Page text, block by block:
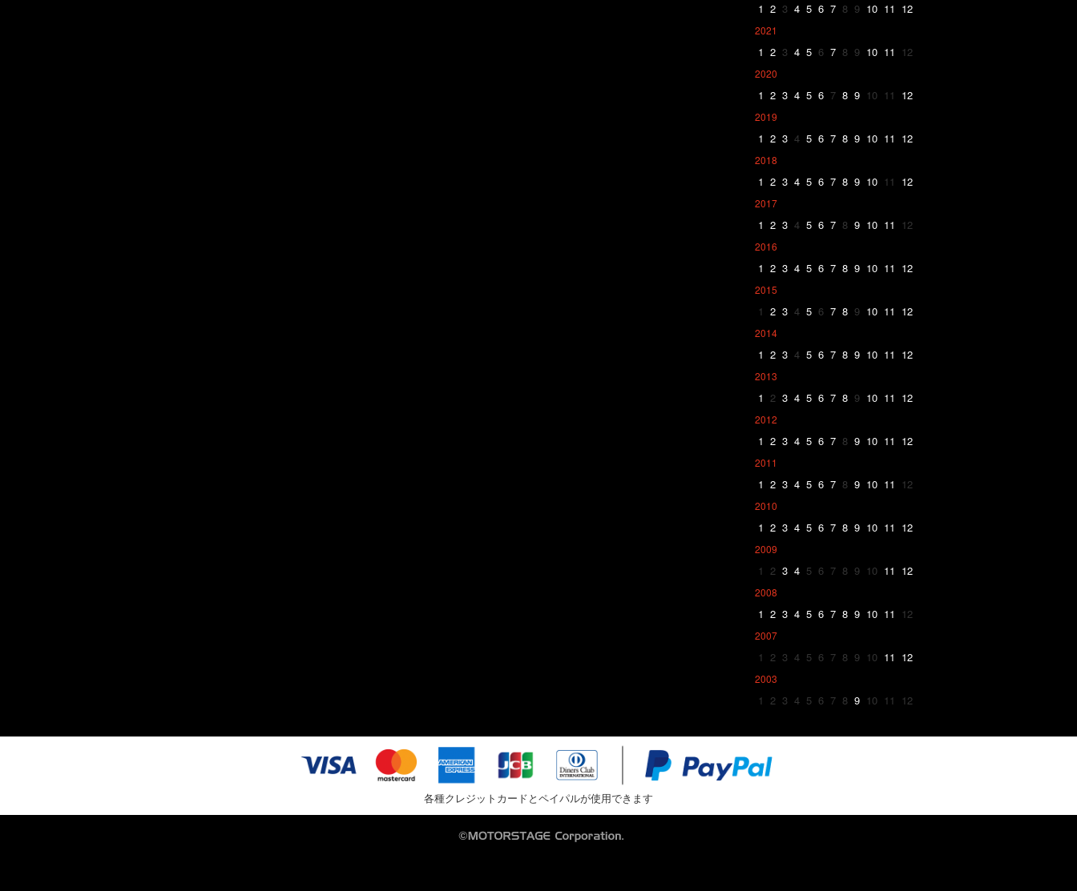
1 2 3 4 5 6 7 8 9 10 11 12
2021
1 2 3 4 5 6 7 8 9 10 11 12
2020
1 2 3 4 5 6 7 8 9 10 11 12
2019
1 2 3 4 5 6 7 8 9 10 11 12
2018
1 2 3 4 5 6 7 8 9 10 11 12
2017
1 2 3 4 5 6 7 8 9 10 11 12
2016
1 2 3 4 5 6 7 8 9 10 11 12
2015
1 2 3 4 5 6 7 8 9 10 11 12
2014
1 2 3 4 5 6 7 8 9 10 11 12
2013
1 2 3 4 5 6 7 8 9 10 11 12
2012
1 2 3 4 5 6 7 8 9 10 11 12
2011
1 2 3 4 5 6 7 8 9 10 11 12
2010
1 2 3 4 5 6 7 8 9 10 11 12
2009
1 2 3 4 5 6 7 8 9 10 11 12
2008
1 2 3 4 5 6 7 8 9 10 11 12
2007
1 2 3 4 5 6 7 8 9 10 11 12
2003
1 2 3 4 5 6 7 8 9 10 11 12
各種クレジットカードとペイパルが使用できます